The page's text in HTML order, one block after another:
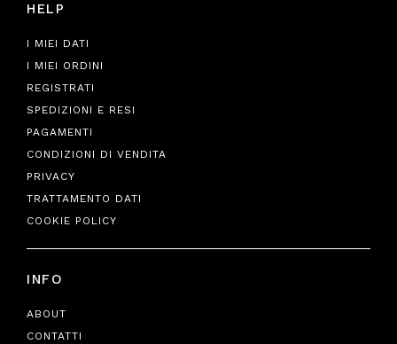
HELP
I MIEI DATI
I MIEI ORDINI
REGISTRATI
SPEDIZIONI E RESI
PAGAMENTI
CONDIZIONI DI VENDITA
PRIVACY
TRATTAMENTO DATI
COOKIE POLICY
INFO
ABOUT
CONTATTI